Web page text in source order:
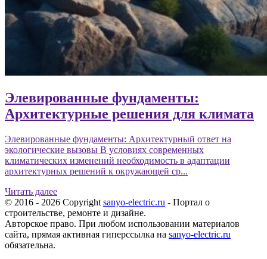
Элевированные фундаменты:
Архитектурные решения для климата
Элевированные фундаменты: Архитектурный ответ на
экологические вызовы В условиях современных
климатических изменений необходимость в адаптации
архитектурных решений к окружающей ср...
Читать далее
© 2016 - 2026 Copyright sanyo-electric.ru - Портал о
строительстве, ремонте и дизайне.
Авторское право. При любом использовании материалов
сайта, прямая активная гиперссылка на sanyo-electric.ru
обязательна.